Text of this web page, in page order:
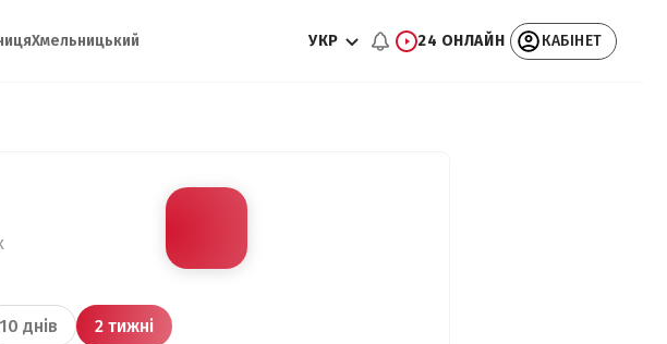
Хмельницький УКР 24 ОНЛАЙН КАБІНЕТ
10 днів 2 тижні